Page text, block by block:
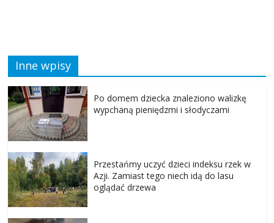
Inne wpisy
Po domem dziecka znaleziono walizkę
wypchaną pieniędzmi i słodyczami
Przestańmy uczyć dzieci indeksu rzek w
Azji. Zamiast tego niech idą do lasu
oglądać drzewa